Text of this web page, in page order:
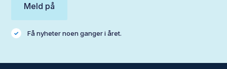
Få nyheter noen ganger i året.